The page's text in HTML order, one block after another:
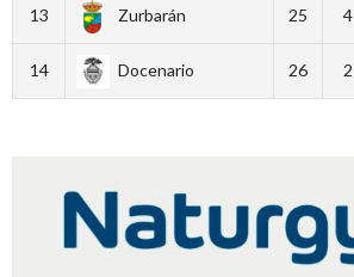
13 Zurbarán 25 4
14 Docenario 26 2